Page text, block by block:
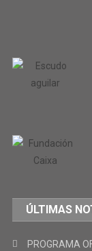
ÚLTIMAS
PROGRAMA